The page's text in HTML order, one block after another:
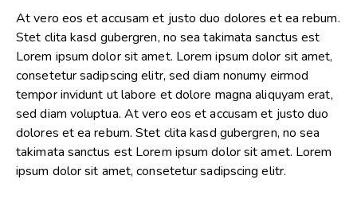
At vero eos et accusam et justo duo dolores et ea rebum.
Stet clita kasd gubergren, no sea takimata sanctus est
Lorem ipsum dolor sit amet. Lorem ipsum dolor sit amet,
consetetur sadipscing elitr, sed diam nonumy eirmod
tempor invidunt ut labore et dolore magna aliquyam erat,
sed diam voluptua. At vero eos et accusam et justo duo
dolores et ea rebum. Stet clita kasd gubergren, no sea
takimata sanctus est Lorem ipsum dolor sit amet. Lorem
ipsum dolor sit amet, consetetur sadipscing elitr.